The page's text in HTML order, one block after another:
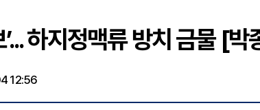
하지정맥류 방치 금물 [
12:56